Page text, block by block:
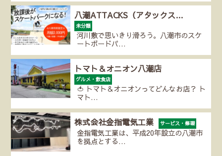
八潮ATTACKS（アタックス…
未分類
河川敷で思いきり滑ろう。八潮市のスケ
ートボードパ…
トマト＆オニオン八潮店
グルメ・飲食店
🍅 トマト＆オニオンってどんなお店？ ト
マト…
株式会社金指電気工業 サービス・修理
金指電気工業は、平成20年設立の八潮市
を拠点とする…